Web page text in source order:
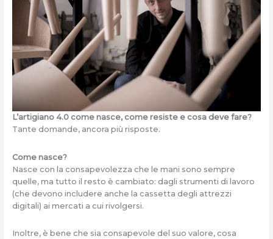
L’artigiano 4.0 come nasce, come resiste e cosa deve fare?
Tante domande, ancora più risposte.
Come nasce?
Nasce con la consapevolezza che le mani sono sempre
quelle, ma tutto il resto è cambiato: dagli strumenti di lavoro
(che devono includere anche la cassetta degli attrezzi
digitali) ai mercati a cui rivolgersi.
Inoltre, è bene che sia consapevole del suo valore, cosa